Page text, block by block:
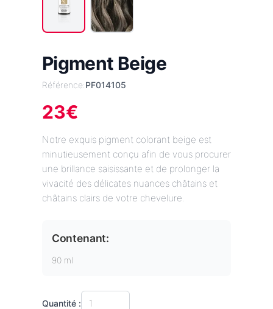
Pigment Beige
Référence:PF014105
23€
Notre exquis pigment colorant beige est
minutieusement conçu afin de vous procurer
une brillance saisissante et de prolonger la
vivacité des délicates nuances châtains et
châtains clairs de votre chevelure.
Contenant:
90 ml
Quantité :